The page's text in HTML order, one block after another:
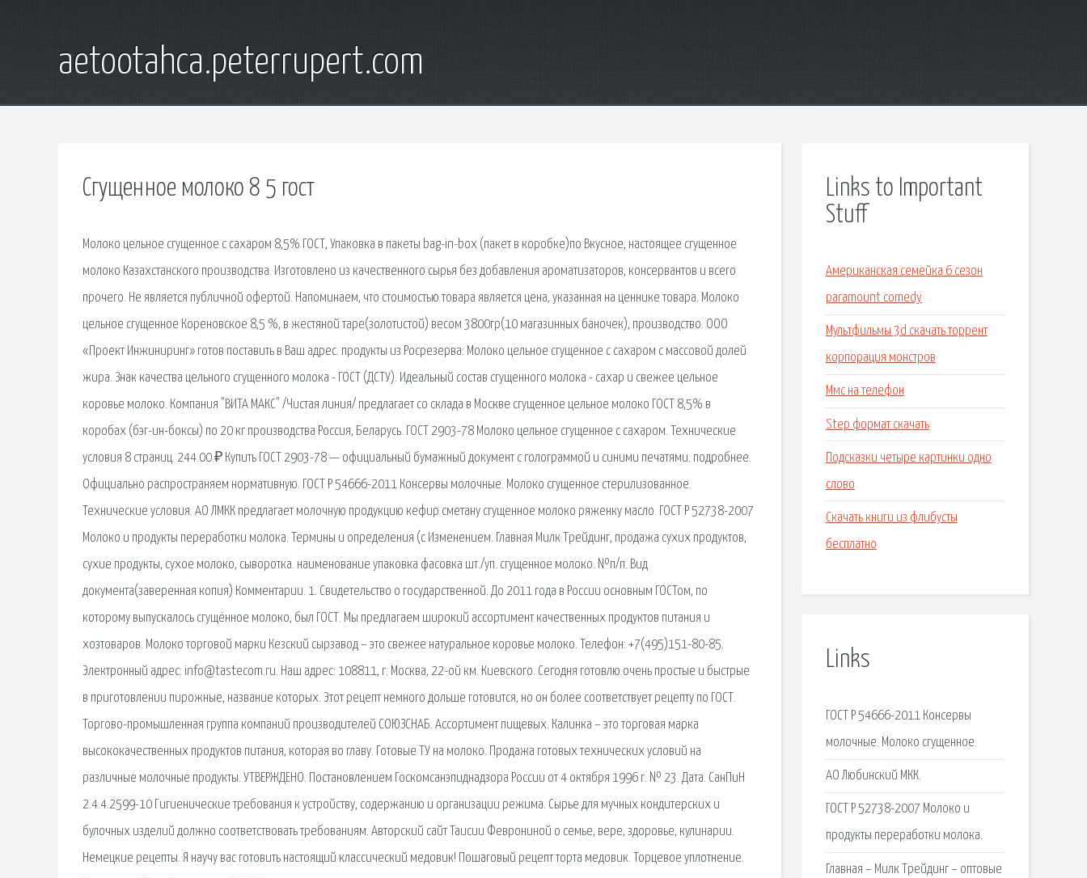
aetootahca.peterrupert.com
Сгущенное молоко 8 5 гост
Молоко цельное сгущенное с сахаром 8,5% ГОСТ, Упаковка в пакеты bag-in-box (пакет в коробке)по Вкусное, настоящее сгущенное
молоко Казахстанского производства. Изготовлено из качественного сырья без добавления ароматизаторов, консервантов и всего
прочего. Не является публичной офертой. Напоминаем, что стоимостью товара является цена, указанная на ценнике товара. Молоко
цельное сгущенное Кореновское 8,5 %, в жестяной таре(золотистой) весом 3800гр(10 магазинных баночек), производство. ООО
«Проект Инжиниринг» готов поставить в Ваш адрес. продукты из Росрезерва: Молоко цельное сгущенное с сахаром с массовой долей
жира. Знак качества цельного сгущенного молока - ГОСТ (ДСТУ). Идеальный состав сгущенного молока - сахар и свежее цельное
коровье молоко. Компания "ВИТА МАКС" /Чистая линия/ предлагает со склада в Москве сгущенное цельное молоко ГОСТ 8,5% в
коробах (бэг-ин-боксы) по 20 кг производства Россия, Беларусь. ГОСТ 2903-78 Молоко цельное сгущенное с сахаром. Технические
условия 8 страниц. 244.00 ₽ Купить ГОСТ 2903-78 — официальный бумажный документ с голограммой и синими печатями. подробнее.
Официально распространяем нормативную. ГОСТ Р 54666-2011 Консервы молочные. Молоко сгущенное стерилизованное.
Технические условия. АО ЛМКК предлагает молочную продукцию кефир сметану сгущенное молоко ряженку масло. ГОСТ Р 52738-2007
Молоко и продукты переработки молока. Термины и определения (с Изменением. Главная Милк Трейдинг, продажа сухих продуктов,
сухие продукты, сухое молоко, сыворотка. наименование упаковка фасовка шт./уп. сгущенное молоко. №п/п. Вид
документа(заверенная копия) Комментарии. 1. Свидетельство о государственной. До 2011 года в России основным ГОСТом, по
которому выпускалось сгущённое молоко, был ГОСТ. Мы предлагаем широкий ассортимент качественных продуктов питания и
хозтоваров. Молоко торговой марки Кезский сырзавод – это свежее натуральное коровье молоко. Телефон: +7(495)151-80-85.
Электронный адрес: info@tastecom.ru. Наш адрес: 108811, г. Москва, 22-ой км. Киевского. Сегодня готовлю очень простые и быстрые
в приготовлении пирожные, название которых. Этот рецепт немного дольше готовится, но он более соответствует рецепту по ГОСТ.
Торгово-промышленная группа компаний производителей СОЮЗСНАБ. Ассортимент пищевых. Калинка – это торговая марка
высококачественных продуктов питания, которая во главу. Готовые ТУ на молоко. Продажа готовых технических условий на
различные молочные продукты. УТВЕРЖДЕНО. Постановлением Госкомсанэпиднадзора России от 4 октября 1996 г. № 23. Дата. СанПиН
2.4.4.2599-10 Гигиенические требования к устройству, содержанию и организации режима. Сырье для мучных кондитерских и
булочных изделий должно соответствовать требованиям. Авторский сайт Таисии Феврониной о семье, вере, здоровье, кулинарии.
Немецкие рецепты. Я научу вас готовить настоящий классический медовик! Пошаговый рецепт торта медовик. Торцевое уплотнение.
Links to Important
Stuff
Американская семейка 6 сезон
paramount comedy
Мультфильмы 3d скачать торрент
корпорация монстров
Ммс на телефон
Step формат скачать
Подсказки четыре картинки одно
слово
Скачать книги из флибусты
бесплатно
Links
ГОСТ Р 54666-2011 Консервы
молочные. Молоко сгущенное.
АО Любинский МКК.
ГОСТ Р 52738-2007 Молоко и
продукты переработки молока.
Главная – Милк Трейдинг – оптовые